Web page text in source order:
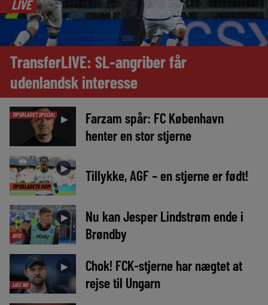
LIVE
TransferLIVE: SL-angriber får
udenlandsk interesse
TIPSBLADET SPECIAL ►
Farzam spår: FC København
henter en stor stjerne
TIPSBLADETS DOM
► Tillykke, AGF – en stjerne er født!
AVIS
►
Nu kan Jesper Lindstrøm ende i
Brøndby
LIGE NU
►
Chok! FCK-stjerne har nægtet at
rejse til Ungarn